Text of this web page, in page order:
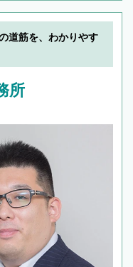
道筋を、わかりやす
所